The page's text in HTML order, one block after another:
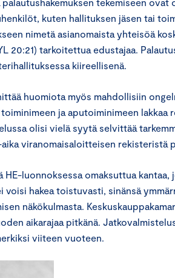
kuten hallituksen jäsen tai
nimetä asianomaista yhteisöä
20:21) tarkoitettua edustajaa.
kiireellisenä.
huomiota myös mahdollisiin
ja aputoiminimeen lakkaa
olisi vielä syytä selvittää
viranomaisaloitteisen rekisteristä
HE-luonnoksessa omaksuttua kantaa,
voisi hakea toistuvasti, sinänsä
näkökulmasta.
aikarajaa pitkänä.
viiteen vuoteen.